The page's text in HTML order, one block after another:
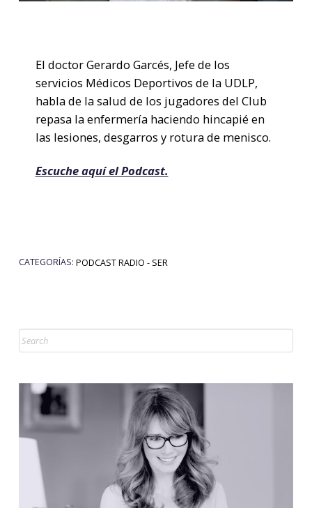
El doctor Gerardo Garcés, Jefe de los
servicios Médicos Deportivos de la UDLP,
habla de la salud de los jugadores del Club
repasa la enfermería haciendo hincapié en
las lesiones, desgarros y rotura de menisco.
Escuche aquí el Podcast.
CATEGORÍAS: PODCAST RADIO - SER
Search